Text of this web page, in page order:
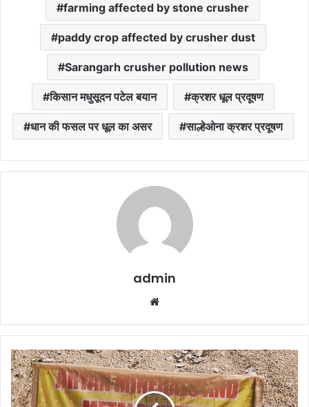
farming affected by stone crusher
paddy crop affected by crusher dust
Sarangarh crusher pollution news
किसान मधुसूदन पटेल बयान क्रशर धूल प्रदूषण
धान की फसल पर धूल का असर साल्हेओना क्रशर प्रदूषण
admin
Crusher
Expansion
Protest
: